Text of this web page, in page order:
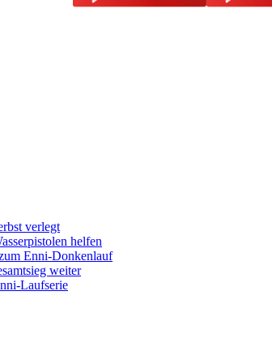
verlegt
helfen
Enni-Donkenlauf
weiter
Laufserie